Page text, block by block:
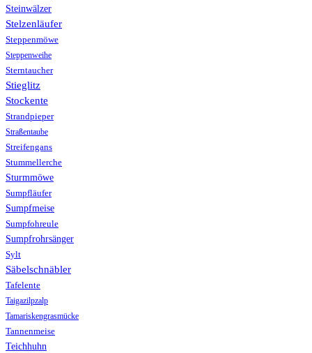
Steinwälzer
Stelzenläufer
Steppenmöwe
Steppenweihe
Sterntaucher
Stieglitz
Stockente
Strandpieper
Straßentaube
Streifengans
Stummellerche
Sturmmöwe
Sumpfläufer
Sumpfmeise
Sumpfohreule
Sumpfrohrsänger
Sylt
Säbelschnäbler
Tafelente
Taigazilpzalp
Tamariskengrasmücke
Tannenmeise
Teichhuhn